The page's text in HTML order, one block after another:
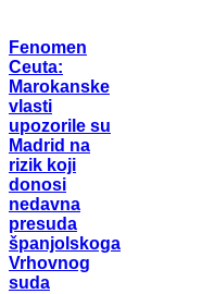
Fenomen
Ceuta:
Marokanske
vlasti
upozorile su
Madrid na
rizik koji
donosi
nedavna
presuda
španjolskoga
Vrhovnog
suda